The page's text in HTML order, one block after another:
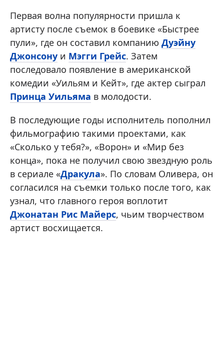
Первая волна популярности пришла к
артисту после съемок в боевике «Быстрее
пули», где он составил компанию Дуэйну
Джонсону и Мэгги Грейс. Затем
последовало появление в американской
комедии «Уильям и Кейт», где актер сыграл
Принца Уильяма в молодости.
В последующие годы исполнитель пополнил
фильмографию такими проектами, как
«Сколько у тебя?», «Ворон» и «Мир без
конца», пока не получил свою звездную роль
в сериале «Дракула». По словам Оливера, он
согласился на съемки только после того, как
узнал, что главного героя воплотит
Джонатан Рис Майерс, чьим творчеством
артист восхищается.